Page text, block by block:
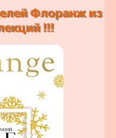
Флоранж из
!!!